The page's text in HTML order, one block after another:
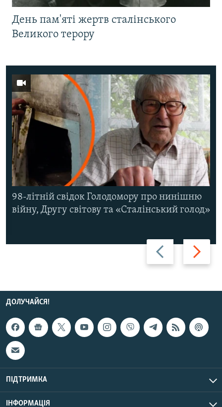
День пам'яті жертв сталінського
Великого терору
Назад Вперед
98-літній свідок Голодомору про нинішню
війну, Другу світову та «Сталінський голод»
ДОЛУЧАЙСЯ!
ПІДТРИМКА
ІНФОРМАЦІЯ